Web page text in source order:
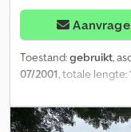
Toestand:gebruikt,
07/2001, totale lengte:
Aanvullende opties en
Axles - Luchtvering -